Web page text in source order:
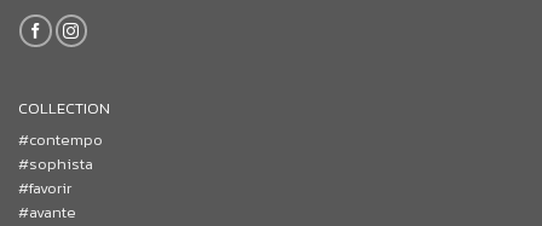
COLLECTION
#contempo
#sophista
#favorir
#avante